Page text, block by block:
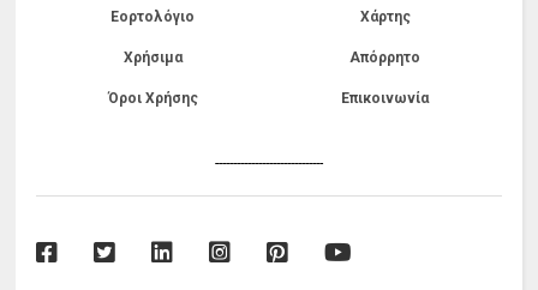
Εορτολόγιο Χάρτης
Χρήσιμα Απόρρητο
Όροι Χρήσης Επικοινωνία
------------------------------